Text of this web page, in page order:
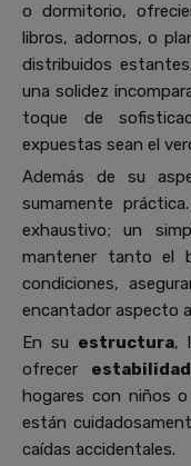
o dormitorio,
libros, adornos, o
distribuidos
una solidez
toque de
expuestas sean el
Además de su
sumamente
exhaustivo; un
mantener tanto el
condiciones,
encantador aspecto
En su estructura,
ofrecer
hogares con niños
están
caídas accidentales.